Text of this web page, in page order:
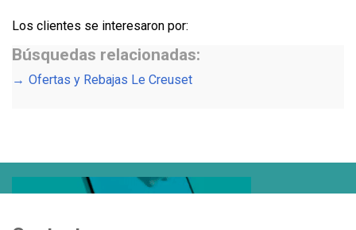
Los clientes se interesaron por:
Búsquedas relacionadas:
Ofertas y Rebajas Le Creuset